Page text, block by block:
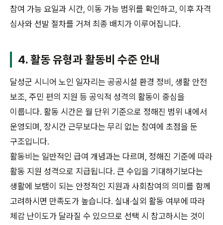
참여 가능 요일과 시간, 이동 가능 범위를 확인하고, 이후 자격
심사와 선발 절차를 거쳐 최종 배치가 이루어집니다.
4. 활동 유형과 활동비 수준 안내
달성군 시니어 노인 일자리는 공공시설 환경 정비, 생활 안전
보조, 주민 편의 지원 등 공익적 성격의 활동이 중심을
이룹니다. 활동 시간은 월 단위 기준으로 정해진 범위 내에서
운영되며, 장시간 근무보다는 무리 없는 참여에 초점을 둔
구조입니다.
활동비는 일반적인 급여 개념과는 다르며, 정해진 기준에 따라
활동 지원 성격으로 지급됩니다. 큰 수입을 기대하기보다는
생활에 보탬이 되는 안정적인 지원과 사회참여의 의미를 함께
고려하시면 만족도가 높습니다. 실내·실외 활동 여부에 따라
체감 난이도가 달라질 수 있으므로 선택 시 참고하시는 것이